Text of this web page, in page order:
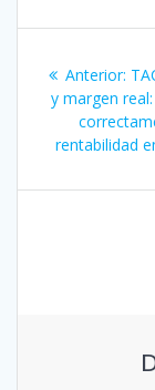
de Anterior:
y margen
rentabilidad